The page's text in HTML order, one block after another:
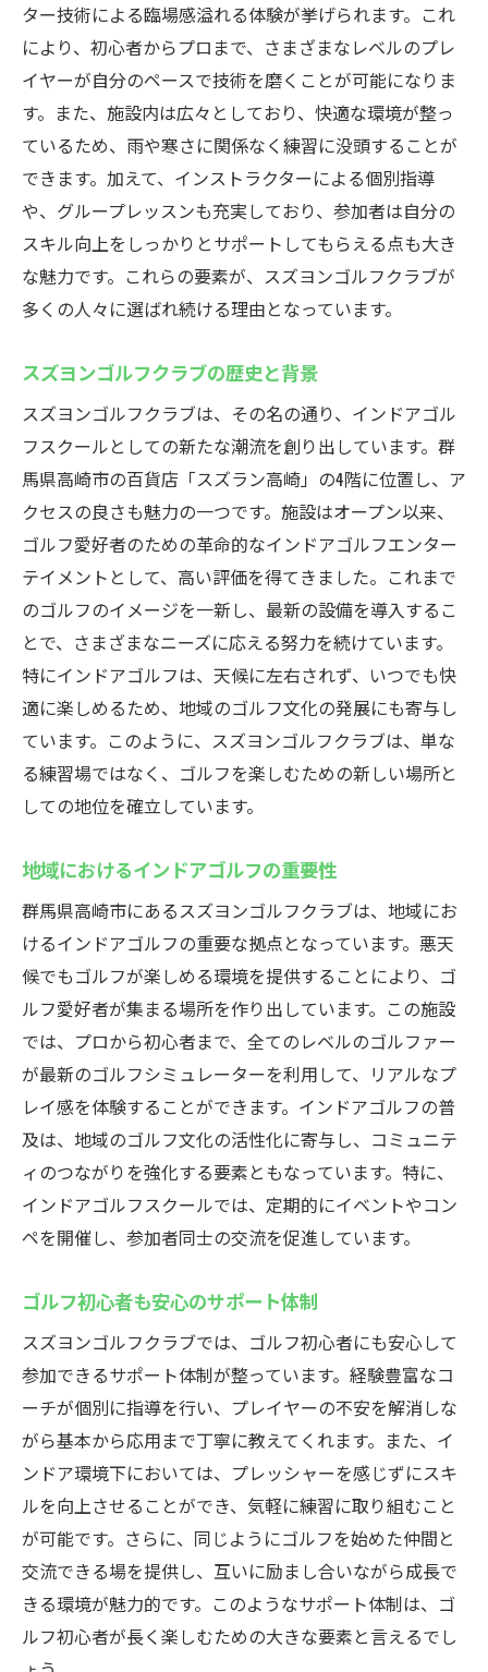
スキルアップのための特別セッション紹介
プロから学ぶ最新のスイング技術
技術向上に役立つトレーニングプログラム
利用者の習得事例から見る効果
プロのアドバイスと自宅での自主練習の両
手ぶらでOK！スズヨンゴルフクラブの便利なレ
ンタルサービス
レンタルクラブやシューズの充実度
初心者に嬉しいレンタルパッケージ
利用者のレンタル体験談
レンタル用品の清潔さとメンテナンス
フリータイムレンタルの活用法
インドアゴルフスクールとしても利用できるス
ズヨンゴルフクラブ
スクールプログラムの多彩なコース紹介
初心者向けクラスとそのカリキュラム
プロゴルファーが講師を務める特別レッス
ン
スクール生限定の特典とイベント
スクール生の声から見る成長の実感
効果的なスキルアップを実現する学習環境
ヨンゴルフクラブ
地域での人気の理由とユーザー層
他施設と比較した際の優位性
利用者が感じる価値と満足度
スズヨンゴルフクラブのコミュニティ活動
地域のゴルフ振興に貢献する取り組み
長期利用者からの推薦コメント
ター技術による臨場感溢れる体験が挙げられます。これ
により、初心者からプロまで、さまざまなレベルのプレ
イヤーが自分のペースで技術を磨くことが可能になりま
す。また、施設内は広々としており、快適な環境が整っ
ているため、雨や寒さに関係なく練習に没頭することが
できます。加えて、インストラクターによる個別指導
や、グループレッスンも充実しており、参加者は自分の
スキル向上をしっかりとサポートしてもらえる点も大き
な魅力です。これらの要素が、スズヨンゴルフクラブが
多くの人々に選ばれ続ける理由となっています。
スズヨンゴルフクラブの歴史と背景
スズヨンゴルフクラブは、その名の通り、インドアゴル
フスクールとしての新たな潮流を創り出しています。群
馬県高崎市の百貨店「スズラン高崎」の4階に位置し、ア
クセスの良さも魅力の一つです。施設はオープン以来、
ゴルフ愛好者のための革命的なインドアゴルフエンター
テイメントとして、高い評価を得てきました。これまで
のゴルフのイメージを一新し、最新の設備を導入するこ
とで、さまざまなニーズに応える努力を続けています。
特にインドアゴルフは、天候に左右されず、いつでも快
適に楽しめるため、地域のゴルフ文化の発展にも寄与し
ています。このように、スズヨンゴルフクラブは、単な
る練習場ではなく、ゴルフを楽しむための新しい場所と
しての地位を確立しています。
地域におけるインドアゴルフの重要性
群馬県高崎市にあるスズヨンゴルフクラブは、地域にお
けるインドアゴルフの重要な拠点となっています。悪天
候でもゴルフが楽しめる環境を提供することにより、ゴ
ルフ愛好者が集まる場所を作り出しています。この施設
では、プロから初心者まで、全てのレベルのゴルファー
が最新のゴルフシミュレーターを利用して、リアルなプ
レイ感を体験することができます。インドアゴルフの普
及は、地域のゴルフ文化の活性化に寄与し、コミュニテ
ィのつながりを強化する要素ともなっています。特に、
インドアゴルフスクールでは、定期的にイベントやコン
ペを開催し、参加者同士の交流を促進しています。
ゴルフ初心者も安心のサポート体制
スズヨンゴルフクラブでは、ゴルフ初心者にも安心して
参加できるサポート体制が整っています。経験豊富なコ
ーチが個別に指導を行い、プレイヤーの不安を解消しな
がら基本から応用まで丁寧に教えてくれます。また、イ
ンドア環境下においては、プレッシャーを感じずにスキ
ルを向上させることができ、気軽に練習に取り組むこと
が可能です。さらに、同じようにゴルフを始めた仲間と
交流できる場を提供し、互いに励まし合いながら成長で
きる環境が魅力的です。このようなサポート体制は、ゴ
ルフ初心者が長く楽しむための大きな要素と言えるでし